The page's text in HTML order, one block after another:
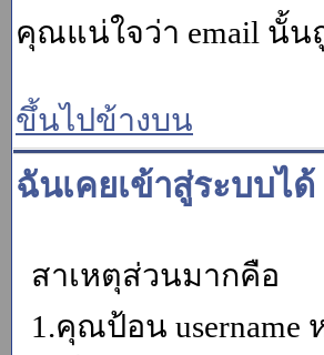
คุณแน่ใจว่า email นั้น
ขึ้นไปข้างบน
ฉันเคยเข้าสู่ระบบไ
สาเหตุส่วนมากคือ
1.คุณป้อน username